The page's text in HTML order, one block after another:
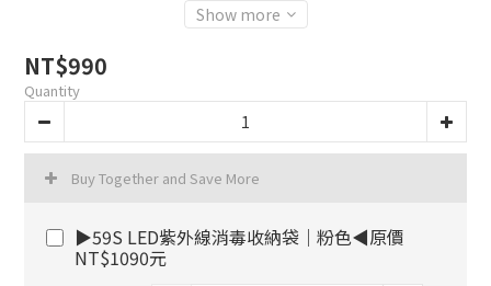
Show more
NT$990
Quantity
Buy Together and Save More
▶59S LED紫外線消毒收納袋｜粉色◀原價
NT$1090元